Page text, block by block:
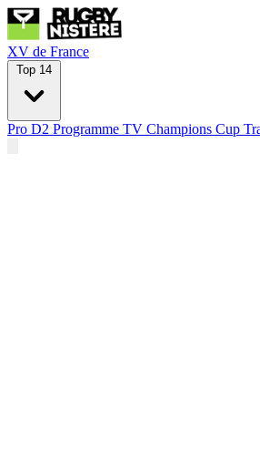
XV de France
Top 14
Pro D2 Programme TV Champions Cup